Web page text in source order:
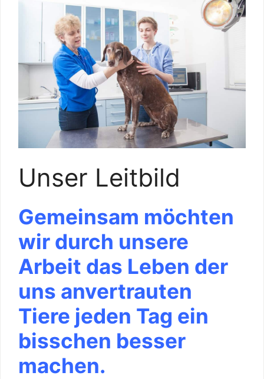
Unser Leitbild
Gemeinsam möchten
wir durch unsere
Arbeit das Leben der
uns anvertrauten
Tiere jeden Tag ein
bisschen besser
machen.